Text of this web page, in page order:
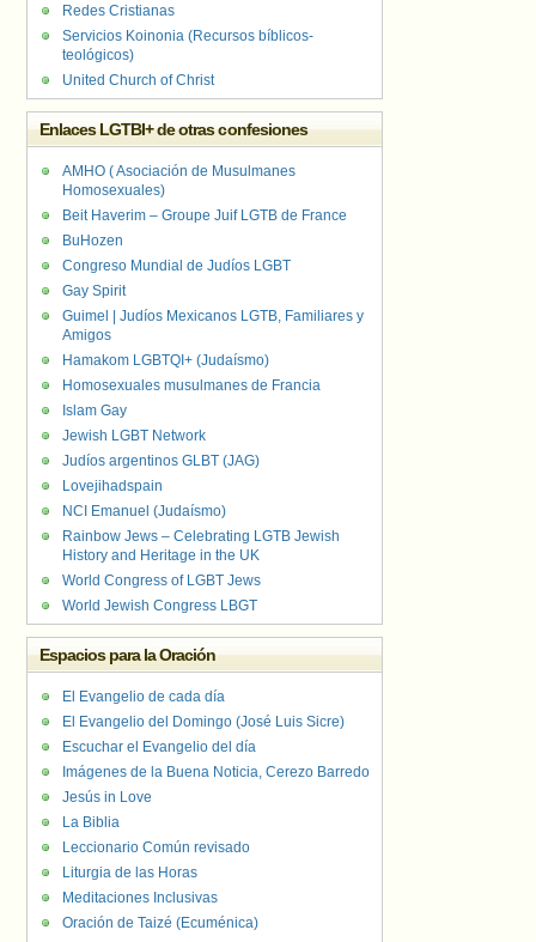
Redes Cristianas
Servicios Koinonia (Recursos bíblicos-
teológicos)
United Church of Christ
Enlaces LGTBI+ de otras confesiones
AMHO ( Asociación de Musulmanes
Homosexuales)
Beit Haverim – Groupe Juif LGTB de France
BuHozen
Congreso Mundial de Judíos LGBT
Gay Spirit
Guimel | Judíos Mexicanos LGTB, Familiares y
Amigos
Hamakom LGBTQI+ (Judaísmo)
Homosexuales musulmanes de Francia
Islam Gay
Jewish LGBT Network
Judíos argentinos GLBT (JAG)
Lovejihadspain
NCI Emanuel (Judaísmo)
Rainbow Jews – Celebrating LGTB Jewish
History and Heritage in the UK
World Congress of LGBT Jews
World Jewish Congress LBGT
Espacios para la Oración
El Evangelio de cada día
El Evangelio del Domingo (José Luis Sicre)
Escuchar el Evangelio del día
Imágenes de la Buena Noticia, Cerezo Barredo
Jesús in Love
La Biblia
Leccionario Común revisado
Liturgia de las Horas
Meditaciones Inclusivas
Oración de Taizé (Ecuménica)